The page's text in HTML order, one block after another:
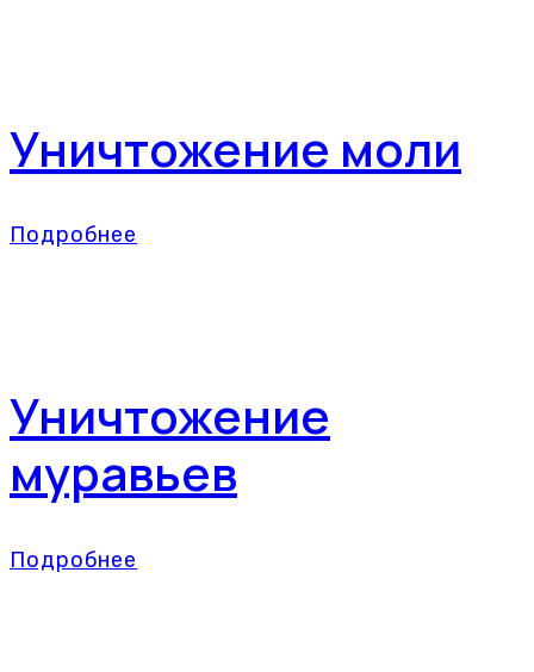
Уничтожение моли
Подробнее
Уничтожение
муравьев
Подробнее